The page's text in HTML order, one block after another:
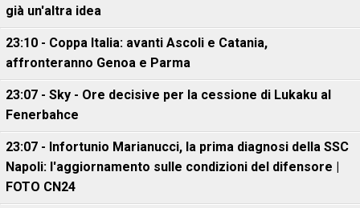
già un'altra idea
23:10 - Coppa Italia: avanti Ascoli e Catania,
affronteranno Genoa e Parma
23:07 - Sky - Ore decisive per la cessione di Lukaku al
Fenerbahce
23:07 - Infortunio Marianucci, la prima diagnosi della SSC
Napoli: l'aggiornamento sulle condizioni del difensore |
FOTO CN24